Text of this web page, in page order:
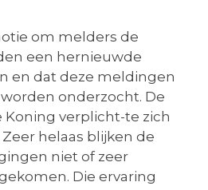
om melders de
een hernieuwde
en dat deze meldingen
onderzocht. De
Koning verplicht-te zich
helaas blijken de
niet of zeer
Die ervaring